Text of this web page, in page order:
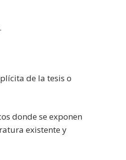
de la tesis o
donde se exponen
existente y